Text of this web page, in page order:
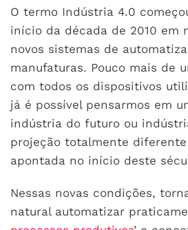
O termo Indústria 4.0
início da década de 2010 em
novos sistemas de
manufaturas. Pouco mais de
com todos os dispositivos
já é possível pensarmos em
indústria do futuro ou
projeção totalmente
apontada no início deste
Nessas novas condições,
natural automatizar